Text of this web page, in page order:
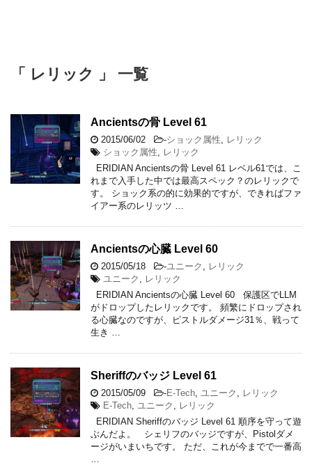
「 レリック 」 一覧
Ancientsの骨 Level 61
2015/06/02 -ショック属性
レリック
ショック属性
レリック
ERIDIAN Ancientsの骨 Level 61 レベル61では、こ
れまで入手した中では最高スペック？のレリックで
す。 ショック系の的に効果的ですが、できればファ
イアー系のレリッツ …
Ancientsの心臓 Level 60
2015/05/18 -ユニーク
レリック
ユニーク
レリック
ERIDIAN Ancientsの心臓 Level 60 保護区でLLM
がドロップしたレリックです。 頻繁にドロップされ
る心臓なのですが、ピストルダメージ31％、戦って
生き …
Sheriffのバッジ Level 61
2015/05/09 -E-Tech ユニーク
レリック
E-Tech
ユニーク
レリック
ERIDIAN Sheriffのバッジ Level 61 順序を守って遊
ぶんだよ。 シェリフのバッジですが、Pistolダメ
ージがいまいちです。 ただ、これが今までで一番高